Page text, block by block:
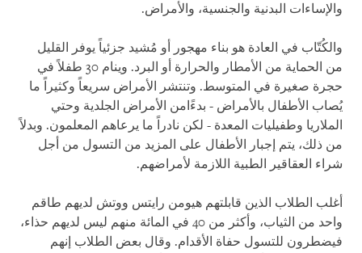
والإساءات البدنية والجنسية، والأمراض.
والكُتّاب في العادة هو بناء مهجور أو مُشيد جزئياً يوفر القليل
من الحماية من الأمطار والحرارة أو البرد. وينام 30 طفلاً في
حجرة صغيرة في المتوسط. وتنتشر الأمراض سريعاً وكثيراً ما
يُصاب الأطفال بالأمراض - بدءًامن الأمراض الجلدية وحتي
الملاريا وطفيليات المعدة - لكن نادراً ما يرعاهم المعلمون. وبدلاً
من ذلك، يتم إجبار الأطفال على المزيد من التسول من أجل
شراء العقاقير الطبية اللازمة لأمراضهم.
أغلب الطلاب الذين قابلتهم هيومن رايتس ووتش لديهم طاقم
واحد من الثياب، وأكثر من 40 في المائة منهم ليس لديهم حذاء،
فيضطرون للتسول حفاة الأقدام. وقال بعض الطلاب إنهم